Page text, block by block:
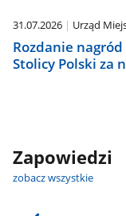
31.07.2026 Urząd
Rozdanie
Stolicy Polski za
Zapowiedzi
zobacz wszystkie